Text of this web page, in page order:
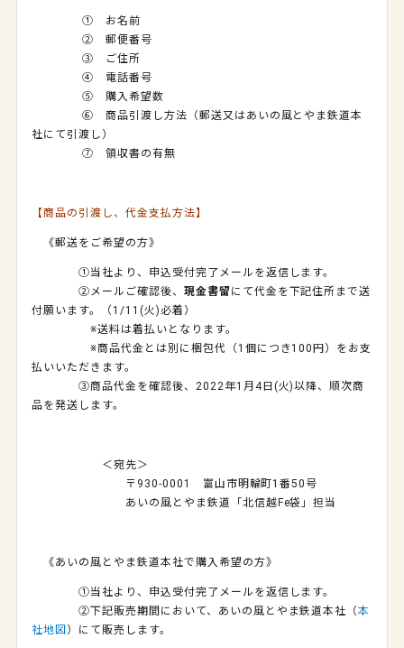
① お名前
② 郵便番号
③ ご住所
④ 電話番号
⑤ 購入希望数
⑥ 商品引渡し方法（郵送又はあいの風とやま鉄道本
社にて引渡し）
⑦ 領収書の有無
【商品の引渡し、代金支払方法】
《郵送をご希望の方》
①当社より、申込受付完了メールを返信します。
②メールご確認後、 現金書留 にて代金を下記住所まで送
付願います。（ 1/11(火)必着）
※送料は着払いとなります。
※商品代金とは別に梱包代（1個につき 100 円）をお支
払いいただきます。
③商品代金を確認後、 2022年1 月 4日 (火)以降、順次商
品を発送します。
＜宛先＞
〒930-0001 富山市明輪町1番50号
あいの風とやま鉄道「北信越Fe袋」担当
《あいの風とやま鉄道本社で購入希望の方》
①当社より、申込受付完了メールを返信します。
②下記販売期間において、あいの風とやま鉄道本社（本
社地図 ）にて販売します。